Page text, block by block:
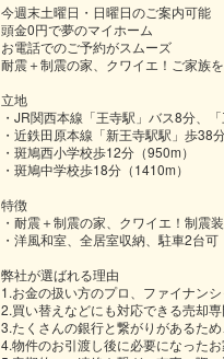
今週末土曜日・日曜日のご案内可能
頭金0円で夢のマイホーム
お電話でのご予約がスムーズ
耐震＋制震の家、クワイエ！ご家族
立地
・JR関西本線「王寺駅」バス8分、
・近鉄田原本線「新王寺駅駅」歩38
・斑鳩西小学校歩12分（950m）
・斑鳩中学校歩18分（1410m）
特徴
・耐震＋制震の家、クワイエ！制震
・洋風和室、全居室収納、駐車2台可
弊社が選ばれる理由
1.お金の扱い方のプロ、ファイナン
2.買い替えなどにも対応できる売却
3.たくさんの銀行と繋がりがあるた
4.物件のお引渡し後に必要になった
独立型キ
浴室乾燥
バルコニー
ウッドデ
ウォーク
（0）